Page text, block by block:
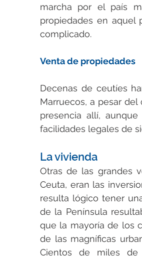
marcha por el país
propiedades en aquel
complicado.
Venta de propiedades
Decenas de ceutíes
Marruecos, a pesar
presencia allí,
facilidades legales de
La vivienda
Otras de las grandes
Ceuta, eran las
resulta lógico tener
de la Península
que la mayoría de los
de las magníficas
Cientos de miles de